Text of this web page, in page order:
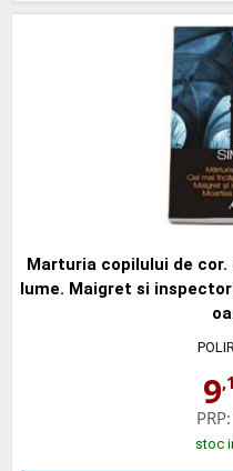
Marturia copilului de
lume. Maigret si
9
PRP:
stoc